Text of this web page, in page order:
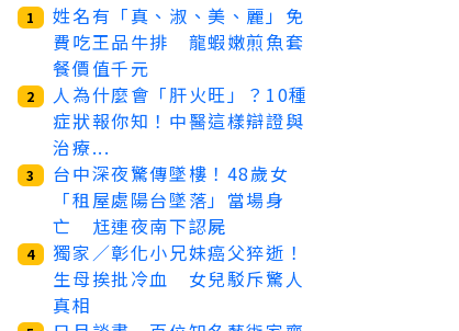
1
姓名有「真、淑、美、麗」免
費吃王品牛排 龍蝦嫩煎魚套
餐價值千元
2
人為什麼會「肝火旺」？10種
症狀報你知！中醫這樣辯證與
治療...
3
台中深夜驚傳墜樓！48歲女
「租屋處陽台墜落」當場身
亡 尪連夜南下認屍
4
獨家／彰化小兄妹癌父猝逝！
生母挨批冷血 女兒駁斥驚人
真相